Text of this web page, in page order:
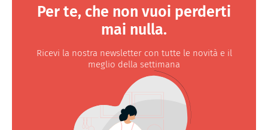
Per te, che non vuoi perderti
mai nulla.
Ricevi la nostra newsletter con tutte le novità e il
meglio della settimana